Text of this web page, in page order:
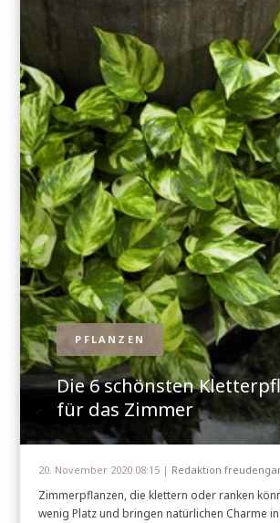
PFLANZEN
Die 6 schönsten
für das Zimmer
20. November 2020 08:15 | Redaktion
Zimmerpflanzen, die klettern oder ranken
wenig Platz und bringen natürlichen Charme
Gib bitte deine E-Mail-Adresse für die
B. abc@xyz.com.
Ich möchte Ihren Newsletter erhalten
akzeptiere die Datenschutzerklärung.
Sie können den Newsletter jederzeit über
unserem Newsletter abbestellen.
ANMELDEN
Wir verwenden Brevo als unsere Marketing-Plattform.
ausfüllen und absenden, bestätigen Sie, dass die von Ihnen
Informationen an Brevo zur Bearbeitung gemäß den
übertragen werden
NICHT